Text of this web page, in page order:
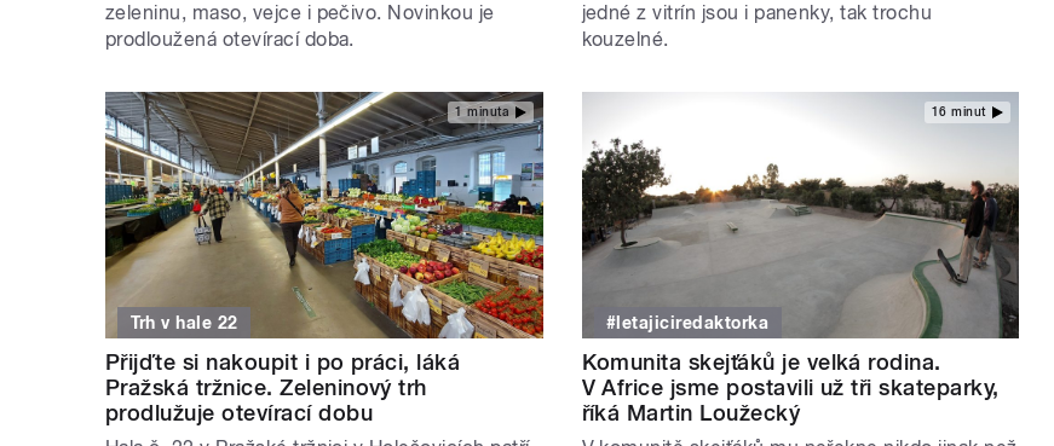
zeleninu, maso, vejce i pečivo. Novinkou je
prodloužená otevírací doba.
jedné z vitrín jsou i panenky, tak trochu
kouzelné.
1 minuta
Trh v hale 22
Přijďte si nakoupit i po práci, láká
Pražská tržnice. Zeleninový trh
prodlužuje otevírací dobu
16 minut
#letajiciredaktorka
Komunita skejťáků je velká rodina.
V Africe jsme postavili už tři skateparky,
říká Martin Loužecký